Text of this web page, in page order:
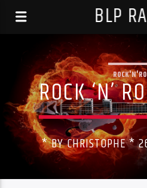
BLP
ROCK ‘N’
* BY CHRISTOPHE *